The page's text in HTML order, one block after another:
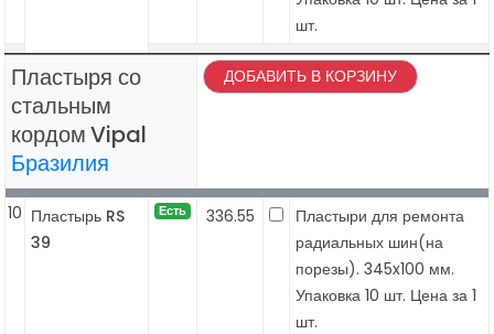
шт.
Пластыря со
стальным
кордомVipal
Бразилия
ДОБАВИТЬ В КОРЗИНУ
10 Пластырь RS
39
Есть 336.55
Пластыри для ремонта
радиальных шин(на
порезы). 345x100 мм.
Упаковка 10 шт. Цена за 1
шт.